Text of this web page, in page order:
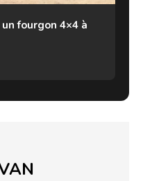
fourgon 4×4 à